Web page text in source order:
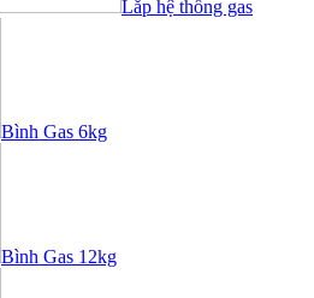
Lắp hệ thống gas
Bình Gas 6kg
Bình Gas 12kg